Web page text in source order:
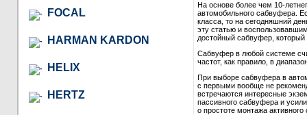
FOCAL
HARMAN KARDON
HELIX
HERTZ
На основе более чем 10-
автомобильного сабвуфера.
класса, то на сегодняшний
эту статью и
достойный сабвуфер, который
Сабвуфер в любой системе
частот, как правило, в
При выборе сабвуфера в
с первыми вообще не
встречаются интересные
пассивного сабвуфера и
о простоте монтажа